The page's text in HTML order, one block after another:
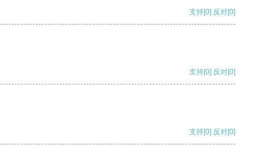
支持[0] 反对[0]
支持[0] 反对[0]
支持[0] 反对[0]